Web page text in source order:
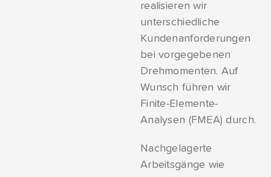
realisieren wir
unterschiedliche
Kundenanforderungen
bei vorgegebenen
Drehmomenten. Auf
Wunsch führen wir
Finite-Elemente-
Analysen (FMEA) durch.
Nachgelagerte
Arbeitsgänge wie